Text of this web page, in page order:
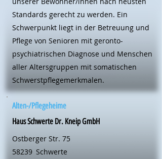
Standards gerecht zu werden. Ein
Schwerpunkt liegt in der Betreuung und
Pflege von Senioren mit geronto-
psychiatrischen Diagnose und Menschen
aller Altersgruppen mit somatischen
Schwerstpflegemerkmalen.
Alten-/Pflegeheime
Haus Schwerte Dr. Kneip GmbH
Ostberger Str. 75
58239 Schwerte